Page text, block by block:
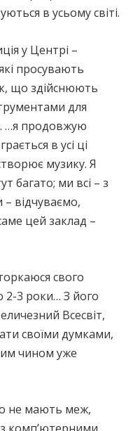
в усьому світі.
у Центрі –
просувають
що здійснюють
для
…я продовжую
в усі ці
музику. Я
багато; ми всі – з
– відчуваємо,
цей заклад –
свого
2-3 роки… З його
Всесвіт,
своїми думками,
чином уже
не мають меж,